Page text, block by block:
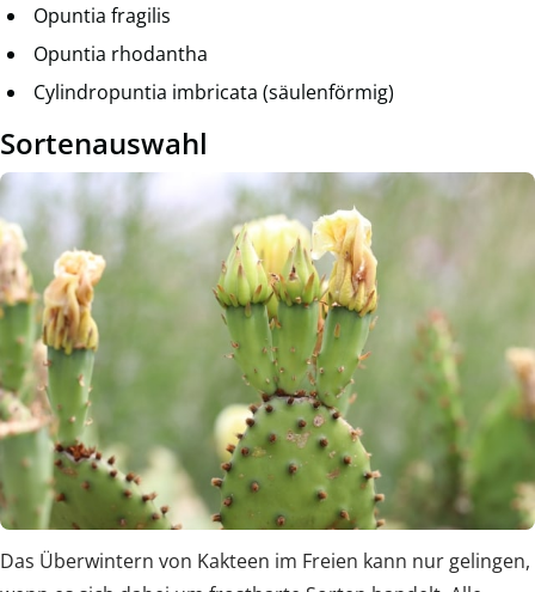
Opuntia fragilis
Opuntia rhodantha
Cylindropuntia imbricata (säulenförmig)
Sortenauswahl
Das Überwintern von Kakteen im Freien kann nur gelingen,